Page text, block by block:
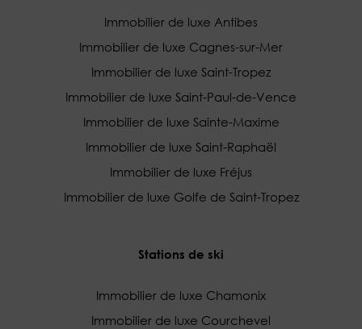
Immobilier de luxe Antibes
Immobilier de luxe Cagnes-sur-Mer
Immobilier de luxe Saint-Tropez
Immobilier de luxe Saint-Paul-de-Vence
Immobilier de luxe Sainte-Maxime
Immobilier de luxe Saint-Raphaël
Immobilier de luxe Fréjus
Immobilier de luxe Golfe de Saint-Tropez
Stations de ski
Immobilier de luxe Chamonix
Immobilier de luxe Courchevel